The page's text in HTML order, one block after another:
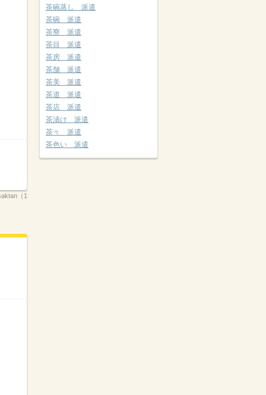
（1
茶碗蒸し 派遣
茶碗 派遣
茶寮 派遣
茶目 派遣
茶房 派遣
茶舗 派遣
茶美 派遣
茶道 派遣
茶店 派遣
茶漬け 派遣
茶々 派遣
茶色い 派遣